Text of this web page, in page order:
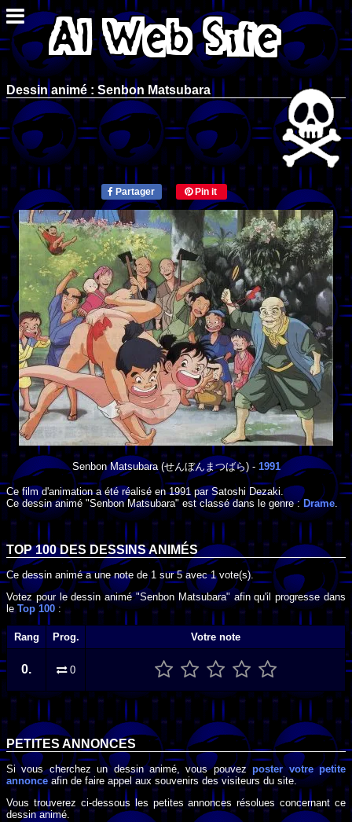
Dessin animé : Senbon Matsubara
Partager Pin it
Senbon Matsubara(せんぼんまつばら) - 1991
Ce film d'animation a été réalisé en1991par Satoshi Dezaki
Ce dessin animé "Senbon Matsubara" est classé dans le genre : Drame.
TOP 100 DES DESSINS ANIMÉS
Ce dessin animé a une note de1 sur5avec1vote(s).
Votez pour le dessin animé "Senbon Matsubara" afin qu'il progresse dans
leTop 100:
Rang Prog. Votre note
0. 0
PETITES ANNONCES
Si vous cherchez un dessin animé, vous pouvezposter votre petite
annonce afin de faire appel aux souvenirs des visiteurs du site.
Vous trouverez ci-dessous les petites annonces résolues concernant ce
dessin animé.